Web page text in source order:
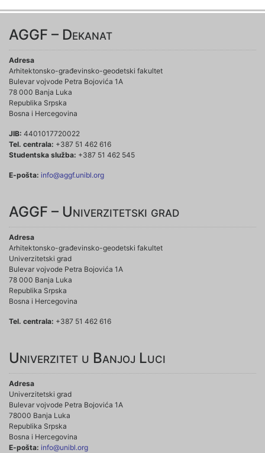
AGGF – Dekanat
Adresa
Arhitektonsko-građevinsko-geodetski fakultet
Bulevar vojvode Petra Bojovića 1A
78 000 Banja Luka
Republika Srpska
Bosna i Hercegovina
JIB: 4401017720022
Tel. centrala: +387 51 462 616
Studentska služba: +387 51 462 545
E-pošta: info@aggf.unibl.org
AGGF – Univerzitetski grad
Adresa
Arhitektonsko-građevinsko-geodetski fakultet
Univerzitetski grad
Bulevar vojvode Petra Bojovića 1A
78 000 Banja Luka
Republika Srpska
Bosna i Hercegovina
Tel. centrala: +387 51 462 616
Univerzitet u Banjoj Luci
Adresa
Univerzitetski grad
Bulevar vojvode Petra Bojovića 1A
78000 Banja Luka
Republika Srpska
Bosna i Hercegovina
E-pošta: info@unibl.org